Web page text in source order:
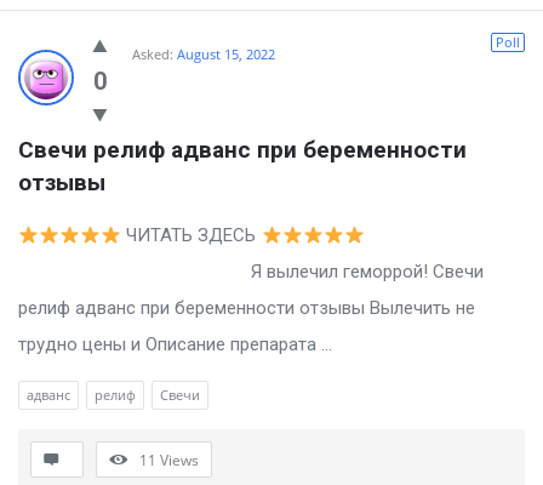
0
Poll
Asked: August 15, 2022
Свечи релиф адванс при беременности
отзывы
ЧИТАТЬ ЗДЕСЬ
Я вылечил геморрой! Свечи
релиф адванс при беременности отзывы Вылечить не
трудно цены и Описание препарата ...
адванс релиф Свечи
11 Views